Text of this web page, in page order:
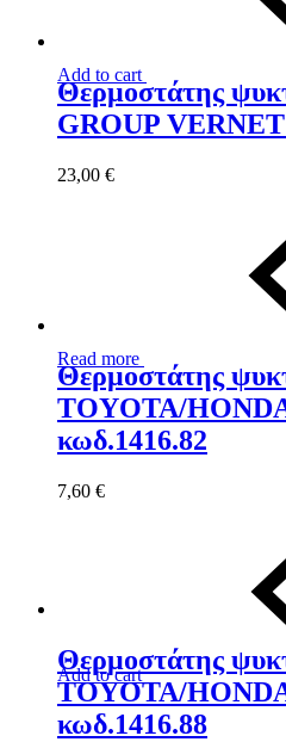
Add to cart
Θερμοστάτης
GROUP
23,00 €
Read more
Θερμοστάτης
TOYOTA/
κωδ.1416.82
7,60 €
Add to cart
Θερμοστάτης
TOYOTA/
κωδ.1416.88